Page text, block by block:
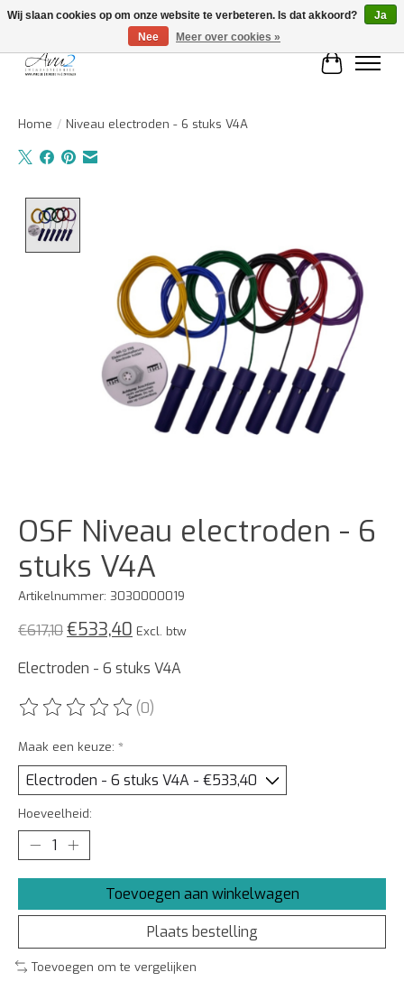
Home / Niveau electroden - 6 stuks V4A
OSF Niveau electroden - 6
stuks V4A
Artikelnummer: 3030000019
€617,10€533,40 Excl. btw
Electroden - 6 stuks V4A
De beoordeling van dit product is
(0)
Maak een keuze: *
Hoeveelheid:
Toevoegen aan winkelwagen
Plaats bestelling
Toevoegen om te vergelijken
Wij slaan cookies op om onze website te verbeteren. Is dat akkoord?
Ja
Nee
Meer over cookies »